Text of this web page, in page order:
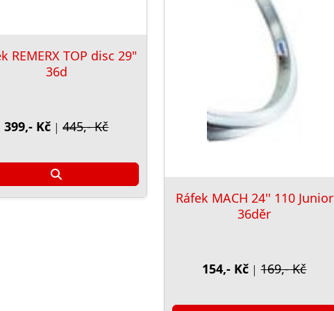
REMERX TOP disc 29"
36d
399,- Kč |445,- Kč
Ráfek MACH 24'' 110 Junior
36děr
154,- Kč |169,- Kč